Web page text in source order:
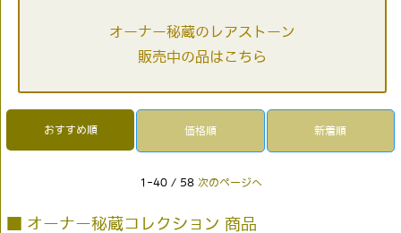
オーナー秘蔵のレアストーン
販売中の品はこちら
おすすめ順 価格順 新着順
1-40 / 58 次のページへ
■ オーナー秘蔵コレクション 商品